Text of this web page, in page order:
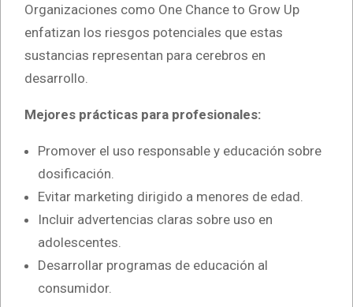
Organizaciones como One Chance to Grow Up
enfatizan los riesgos potenciales que estas
sustancias representan para cerebros en
desarrollo.
Mejores prácticas para profesionales:
Promover el uso responsable y educación sobre
dosificación.
Evitar marketing dirigido a menores de edad.
Incluir advertencias claras sobre uso en
adolescentes.
Desarrollar programas de educación al
consumidor.